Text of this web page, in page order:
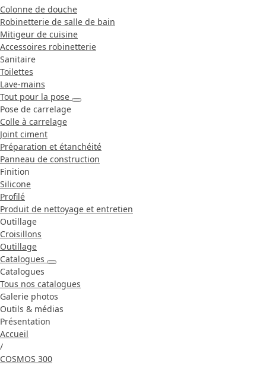
Colonne de douche
Robinetterie de salle de bain
Mitigeur de cuisine
Accessoires robinetterie
Sanitaire
Toilettes
Lave-mains
Tout pour la pose
Pose de carrelage
Colle à carrelage
Joint ciment
Préparation et étanchéité
Panneau de construction
Finition
Silicone
Profilé
Produit de nettoyage et entretien
Outillage
Croisillons
Outillage
Catalogues
Catalogues
Tous nos catalogues
Galerie photos
Outils & médias
Présentation
Accueil
/
COSMOS 300